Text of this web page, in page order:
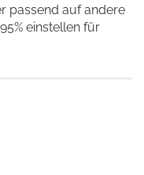
passend auf andere
einstellen für